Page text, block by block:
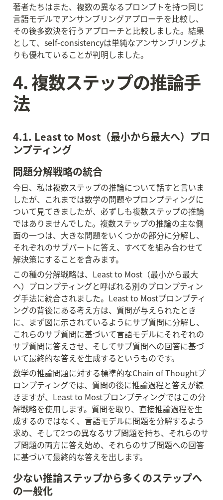
著者たちはまた、複数の異なるプロンプトを持つ同じ
言語モデルでアンサンブリングアプローチを比較し、
その後多数決を行うアプローチと比較しました。結果
として、self-consistencyは単純なアンサンブリングよ
りも優れていることが判明しました。
4. 複数ステップの推論手
法
4.1. Least to Most（最小から最大へ）プロ
ンプティング
問題分解戦略の統合
今日、私は複数ステップの推論について話すと言いま
したが、これまでは数学の問題やプロンプティングに
ついて見てきましたが、必ずしも複数ステップの推論
ではありませんでした。複数ステップの推論の主な側
面の一つは、大きな問題をいくつかの部分に分解し、
それぞれのサブパートに答え、すべてを組み合わせて
解決策にすることを含みます。
この種の分解戦略は、Least to Most（最小から最大
へ）プロンプティングと呼ばれる別のプロンプティン
グ手法に統合されました。Least to Mostプロンプティ
ングの背後にある考え方は、質問が与えられたとき
に、まず図に示されているようにサブ質問に分解し、
これらのサブ質問に基づいて言語モデルにそれぞれの
サブ質問に答えさせ、そしてサブ質問への回答に基づ
いて最終的な答えを生成するというものです。
数学の推論問題に対する標準的なChain of Thoughtプ
ロンプティングでは、質問の後に推論過程と答えが続
きますが、Least to Mostプロンプティングではこの分
解戦略を使用します。質問を取り、直接推論過程を生
成するのではなく、言語モデルに問題を分解するよう
求め、そして2つの異なるサブ問題を持ち、それらのサ
ブ問題の両方に答え始め、それらのサブ問題への回答
に基づいて最終的な答えを出します。
少ない推論ステップから多くのステップへ
の一般化